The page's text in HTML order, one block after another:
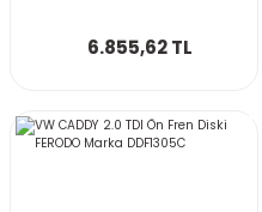
6.855,62 TL